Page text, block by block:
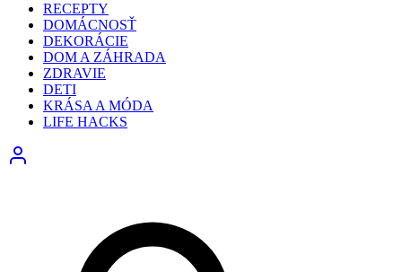
RECEPTY
DOMÁCNOSŤ
DEKORÁCIE
DOM A ZÁHRADA
ZDRAVIE
DETI
KRÁSA A MÓDA
LIFE HACKS